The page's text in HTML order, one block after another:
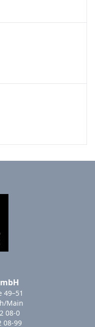
Main
08-0
08-99